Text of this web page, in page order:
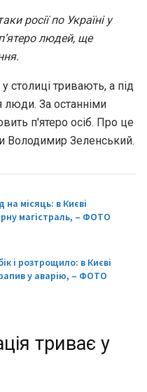
росії по Україні у
людей, ще
столиці тривають, а під
За останніми
п'ятеро осіб. Про це
Володимир Зеленський.
на місяць: в Києві
магістраль, – ФОТО
і розтрощило: в Києві
у аварію, – ФОТО
триває у